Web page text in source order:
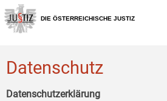
Zur
Hauptnavigation
[1]
Zum
Inhalt
[2]
Zum
Untermenü
[3]
DIE ÖSTERREICHISCHE JUSTIZ
Datenschutz
Datenschutzerklärung